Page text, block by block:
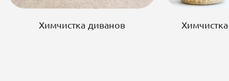
Химчистка диванов